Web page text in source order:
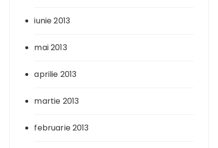
iunie 2013
mai 2013
aprilie 2013
martie 2013
februarie 2013